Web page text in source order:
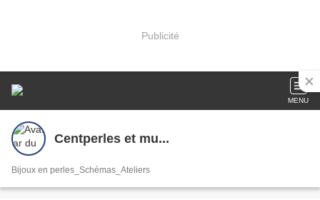
Publicité
MENU
Centperles et mu...
Bijoux en perles_Schémas_Ateliers